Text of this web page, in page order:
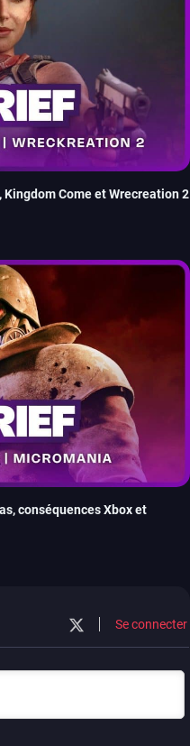
Kingdom Come et Wrecreation 2
conséquences Xbox et
Se connecter